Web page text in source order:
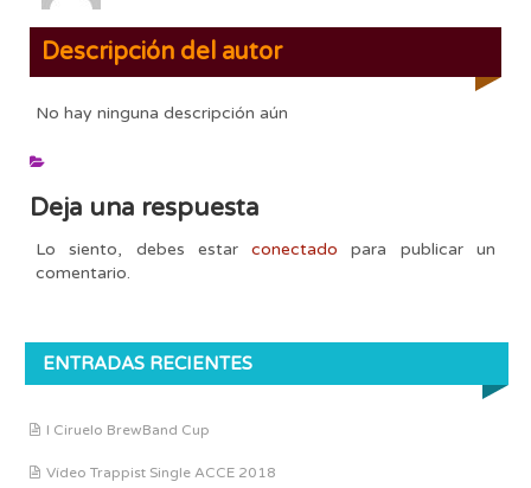
Descripción del autor
No hay ninguna descripción aún
Deja una respuesta
Lo siento, debes estarconectado para publicar un
comentario.
ENTRADAS RECIENTES
I Ciruelo BrewBand Cup
Vídeo Trappist Single ACCE 2018